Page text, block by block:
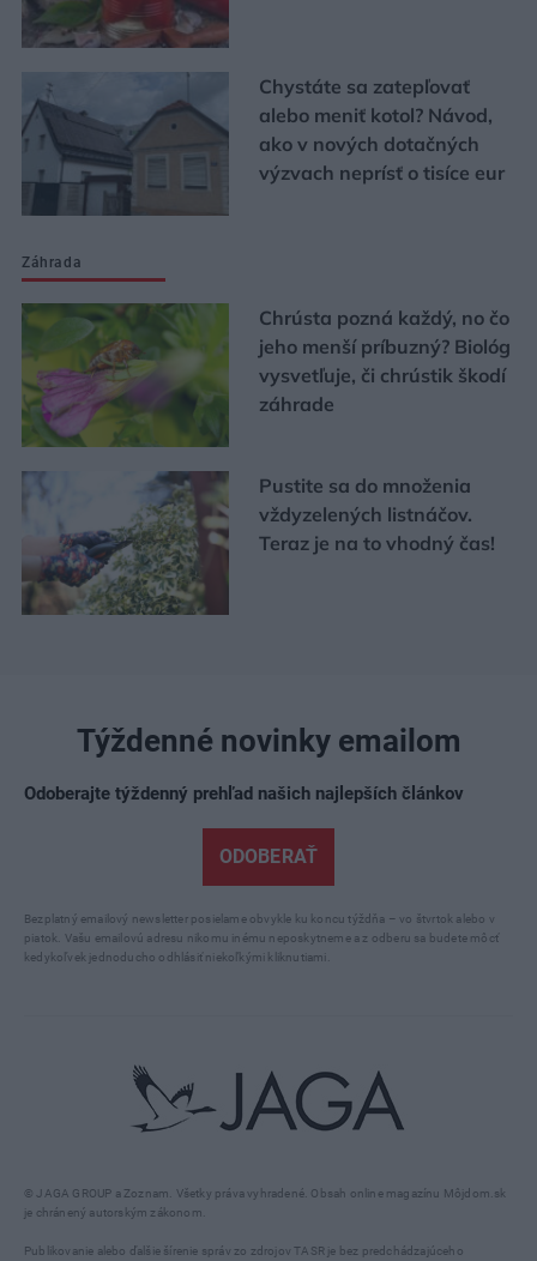
Chystáte sa zatepľovať
alebo meniť kotol? Návod,
ako v nových dotačných
výzvach neprísť o tisíce eur
Záhrada
Chrústa pozná každý, no čo
jeho menší príbuzný? Biológ
vysvetľuje, či chrústik škodí
záhrade
Pustite sa do množenia
vždyzelených listnáčov.
Teraz je na to vhodný čas!
© JAGA GROUP a Zoznam. Všetky práva vyhradené. Obsah online magazínu Môjdom.sk
je chránený autorským zákonom.
Publikovanie alebo ďalšie šírenie správ zo zdrojov TASR je bez predchádzajúceho
Týždenné novinky emailom
Odoberajte týždenný prehľad našich najlepších článkov
ODOBERAŤ
Bezplatný emailový newsletter posielame obvykle ku koncu týždňa – vo štvrtok alebo v
piatok. Vašu emailovú adresu nikomu inému neposkytneme a z odberu sa budete môcť
kedykoľvek jednoducho odhlásiť niekoľkými kliknutiami.